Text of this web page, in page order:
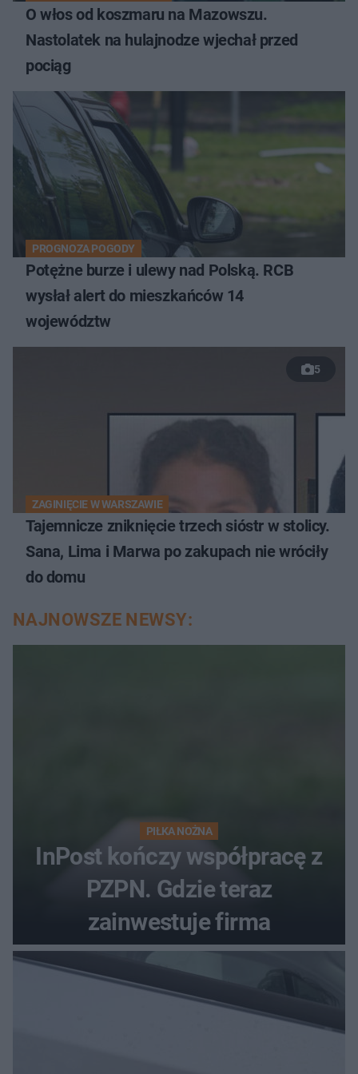
O włos od koszmaru na Mazowszu.
Nastolatek na hulajnodze wjechał przed
pociąg
PROGNOZA POGODY
Potężne burze i ulewy nad Polską. RCB
wysłał alert do mieszkańców 14
województw
5
ZAGINIĘCIE W WARSZAWIE
Tajemnicze zniknięcie trzech sióstr w stolicy.
Sana, Lima i Marwa po zakupach nie wróciły
do domu
NAJNOWSZE NEWSY:
PIŁKA NOŻNA
InPost kończy współpracę z
PZPN. Gdzie teraz
zainwestuje firma